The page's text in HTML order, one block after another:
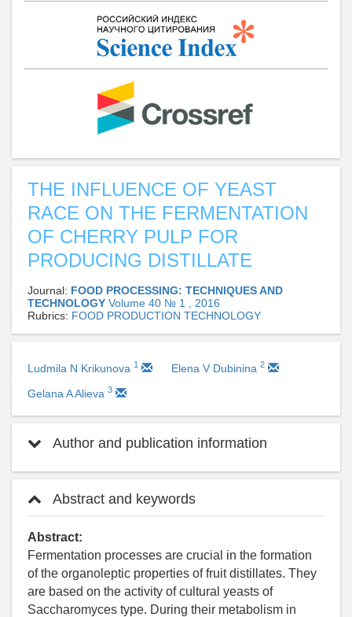
THE INFLUENCE OF YEAST
RACE ON THE FERMENTATION
OF CHERRY PULP FOR
PRODUCING DISTILLATE
Journal: FOOD PROCESSING: TECHNIQUES AND
TECHNOLOGY Volume 40 № 1 , 2016
Rubrics: FOOD PRODUCTION TECHNOLOGY
Ludmila N Krikunova 1 Elena V Dubinina 2
Gelana A Alieva 3
Author and publication information
Abstract and keywords
Abstract:
Fermentation processes are crucial in the formation
of the organoleptic properties of fruit distillates. They
are based on the activity of cultural yeasts of
Saccharomyces type. During their metabolism in